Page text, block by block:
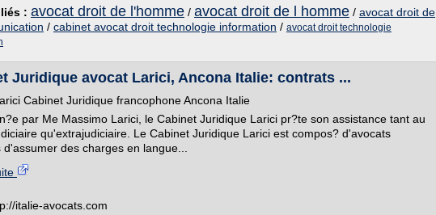
: avocat droit de l'homme / avocat droit de l homme / avocat droit de
/ cabinet avocat droit technologie information / avocat droit technologie
Juridique avocat Larici, Ancona Italie: contrats ...
Cabinet Juridique francophone Ancona Italie
par Me Massimo Larici, le Cabinet Juridique Larici pr?te son assistance tant au
qu'extrajudiciaire. Le Cabinet Juridique Larici est compos? d'avocats
des charges en langue...
italie-avocats.com